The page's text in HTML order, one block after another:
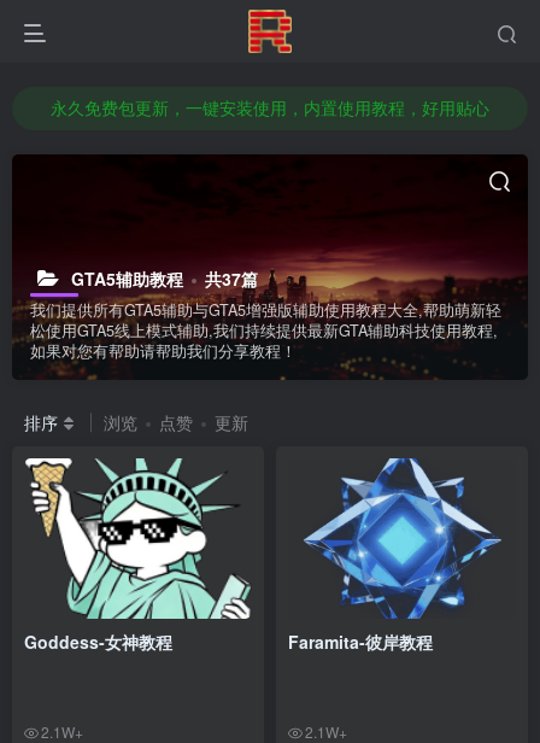
本站已推出部分科技支持GTA5增强版辅助/GTA5传承版辅助/或支持支持双版
永久免费包更新，一键安装使用，内置使用教程，好用贴心
想赚钱改变命运吗？无需囤货做代理，轻松日入几百，前往店铺了解加盟代理！
本站已推出部分科技支持GTA5增强版辅助/GTA5传承版辅助/或支持支持双版
GTA5辅助教程
共37篇
我们提供所有GTA5辅助与GTA5增强版辅助使用教程大全,帮助萌新轻
松使用GTA5线上模式辅助,我们持续提供最新GTA辅助科技使用教程,
如果对您有帮助请帮助我们分享教程！
排序 浏览 点赞 更新
Goddess-女神教程
2.1W+
Faramita-彼岸教程
2.1W+